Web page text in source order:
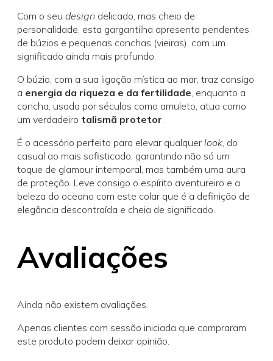
Com o seu design delicado, mas cheio de
personalidade, esta gargantilha apresenta pendentes
de búzios e pequenas conchas (vieiras), com um
significado ainda mais profundo.
O búzio, com a sua ligação mística ao mar, traz consigo
a energia da riqueza e da fertilidade, enquanto a
concha, usada por séculos como amuleto, atua como
um verdadeiro talismã protetor.
É o acessório perfeito para elevar qualquerlook, do
casual ao mais sofisticado, garantindo não só um
toque de glamour intemporal, mas também uma aura
de proteção. Leve consigo o espírito aventureiro e a
beleza do oceano com este colar que é a definição de
elegância descontraída e cheia de significado.
Avaliações
Ainda não existem avaliações.
Apenas clientes com sessão iniciada que compraram
este produto podem deixar opinião.